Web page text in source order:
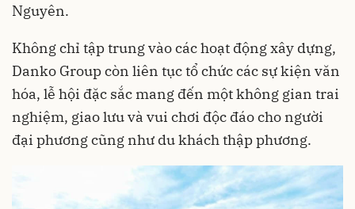
Nguyên.
Không chỉ tập trung vào các hoạt động xây dựng,
Danko Group còn liên tục tổ chức các sự kiện văn
hóa, lễ hội đặc sắc mang đến một không gian trai
nghiệm, giao lưu và vui chơi độc đáo cho người
đại phương cũng như du khách thập phương.